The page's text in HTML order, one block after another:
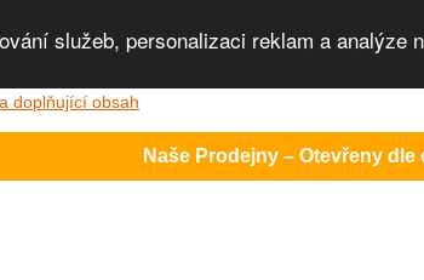
služeb, personalizaci reklam a
doplňující obsah
Naše Prodejny – Otevřeny